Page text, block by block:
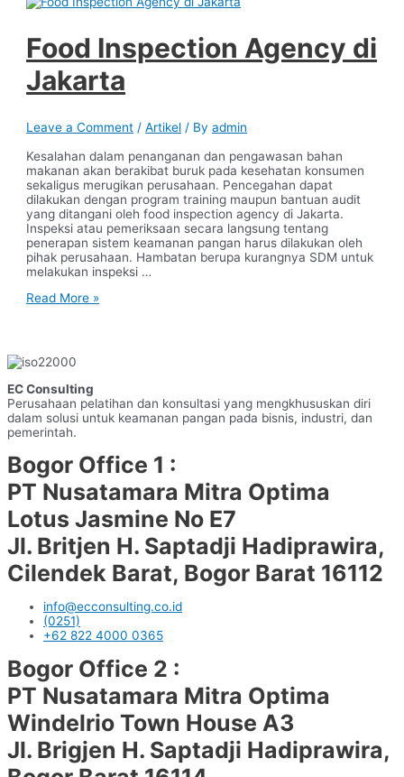
Food Inspection Agency di
Jakarta
Leave a Comment /Artikel / Byadmin
Kesalahan dalam penanganan dan pengawasan bahan
makanan akan berakibat buruk pada kesehatan konsumen
sekaligus merugikan perusahaan. Pencegahan dapat
dilakukan dengan program training maupun bantuan audit
yang ditangani oleh food inspection agency di Jakarta.
Inspeksi atau pemeriksaan secara langsung tentang
penerapan sistem keamanan pangan harus dilakukan oleh
pihak perusahaan. Hambatan berupa kurangnya SDM untuk
melakukan inspeksi …
Food
Jakarta
Read More »
EC Consulting
Perusahaan pelatihan dan konsultasi yang mengkhususkan diri
dalam solusi untuk keamanan pangan pada bisnis, industri, dan
pemerintah.
Bogor Office 1 :
PT Nusatamara Mitra Optima
Lotus Jasmine No E7
Jl. Britjen H. Saptadji Hadiprawira,
Cilendek Barat, Bogor Barat 16112
info@ecconsulting.co.id
(0251)
+62 822 4000 0365
Bogor Office 2 :
PT Nusatamara Mitra Optima
Windelrio Town House A3
Jl. Brigjen H. Saptadji Hadiprawira,